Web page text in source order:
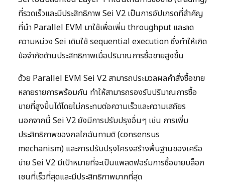
ที่รวดเร็วและมีประสิทธิภาพ Sei V2 เป็นการอัปเกรดที่สำคัญ
ที่นำ Parallel EVM มาใช้เพื่อเพิ่ม throughput และลด
ความหน่วง Sei เดิมใช้ sequential execution ซึ่งทำให้เกิด
ข้อจำกัดด้านประสิทธิภาพเมื่อปริมาณการซื้อขายสูงขึ้น
ด้วย Parallel EVM Sei V2 สามารถประมวลผลคำสั่งซื้อขาย
หลายรายการพร้อมกัน ทำให้สามารถรองรับปริมาณการซื้อ
ขายที่สูงขึ้นได้โดยไม่กระทบต่อความเร็วและความเสถียร
นอกจากนี้ Sei V2 ยังมีการปรับปรุงอื่นๆ เช่น การเพิ่ม
ประสิทธิภาพของกลไกฉันทามติ (consensus
mechanism) และการปรับปรุงโครงสร้างพื้นฐานของเครือ
ข่าย Sei V2 มีเป้าหมายที่จะเป็นแพลตฟอร์มการซื้อขายบล็อก
เชนที่เร็วที่สุดและมีประสิทธิภาพมากที่สุด